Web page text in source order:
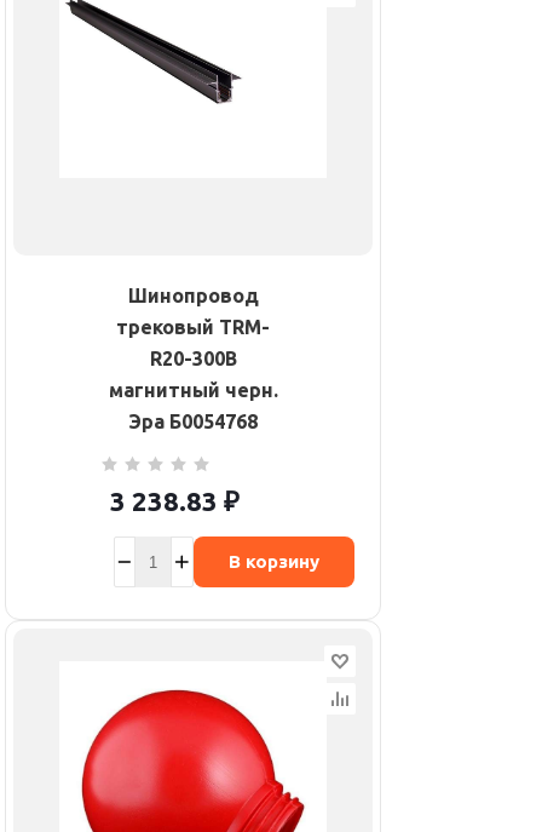
Шинопровод
трековый TRM-
R20-300B
магнитный черн.
Эра Б0054768
3 238.83 ₽
В корзину